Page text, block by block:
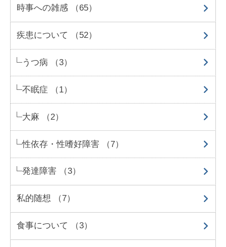
時事への雑感 （65）
疾患について （52）
うつ病 （3）
不眠症 （1）
大麻 （2）
性依存・性嗜好障害 （7）
発達障害 （3）
私的随想 （7）
食事について （3）